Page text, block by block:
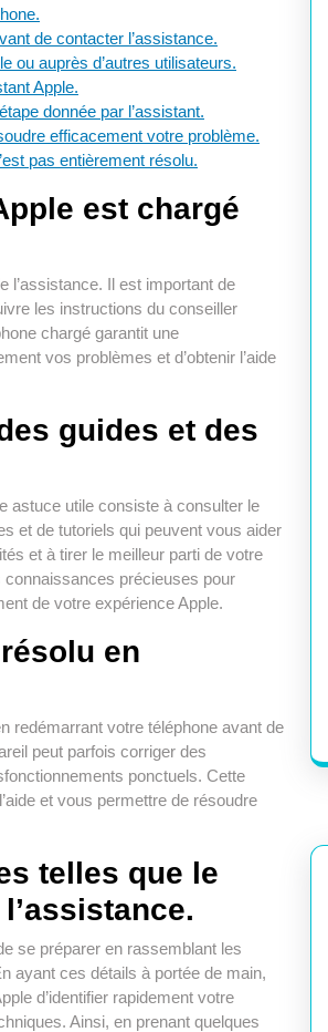
de contacter l’assistance.
ou auprès d’autres utilisateurs.
Apple.
donnée par l’assistant.
efficacement votre problème.
pas entièrement résolu.
est chargé
l’assistance. Il est important de
les instructions du conseiller
chargé garantit une
vos problèmes et d’obtenir l’aide
guides et des
astuce utile consiste à consulter le
et de tutoriels qui peuvent vous aider
et à tirer le meilleur parti de votre
précieuses pour
de votre expérience Apple.
en
redémarrant votre téléphone avant de
peut parfois corriger des
ponctuels. Cette
et vous permettre de résoudre
telles que le
se préparer en rassemblant les
ayant ces détails à portée de main,
d’identifier rapidement votre
Ainsi, en prenant quelques